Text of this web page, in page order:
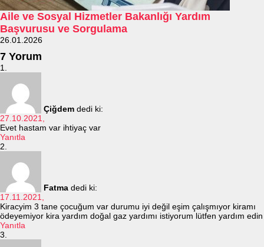
Aile ve Sosyal Hizmetler Bakanlığı Yardım
Başvurusu ve Sorgulama
26.01.2026
7 Yorum
Çiğdem dedi ki:
27.10.2021,
Evet hastam var ihtiyaç var
Yanıtla
Fatma dedi ki:
17.11.2021,
Kiracyim 3 tane çocuğum var durumu iyi değil eşim çalışmıyor kiramı
ödeyemiyor kira yardım doğal gaz yardımı istiyorum lütfen yardım edin
Yanıtla